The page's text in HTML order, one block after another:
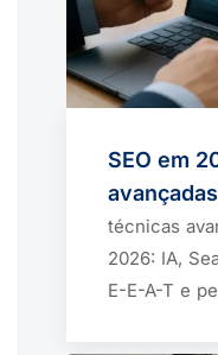
SEO em
técnicas
2026: IA,
E-E-A-T e